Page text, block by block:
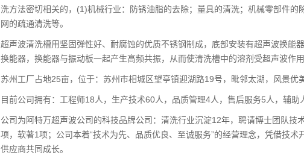
洗方法密切相关的，(1)机械行业：防锈油脂的去除；量具的清洗；机械零部件
网的疏通清洗等。
超声波清洗槽用坚固弹性好、耐腐蚀的优质不锈钢制成，底部安装有超声波换能
换能器，换能器与振动板一起产生高频共振，从而使清洗槽中的溶剂受超声波作
苏州工厂占地25亩，位于：苏州市相城区望亭镇迎湖路19号，毗邻太湖，风景优
目前公司拥有：工程师18人，生产技术60人，品质管理4人，售后服务5人，辅助
公司为阿特万超声波公司的科技品牌公司：清洗行业沉淀12年，聘请博士团队
项，软著1项；公司本着“技术为先、品质优良、至诚服务”的经营理念，凭借技
供应商共同成长。